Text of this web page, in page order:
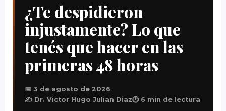
¿Te despidieron
injustamente? Lo que
tenés que hacer en las
primeras 48 horas
📅 3 de agosto de 2026
✍️ Dr. Victor Hugo Julian Diaz🕐 6 min de lectura